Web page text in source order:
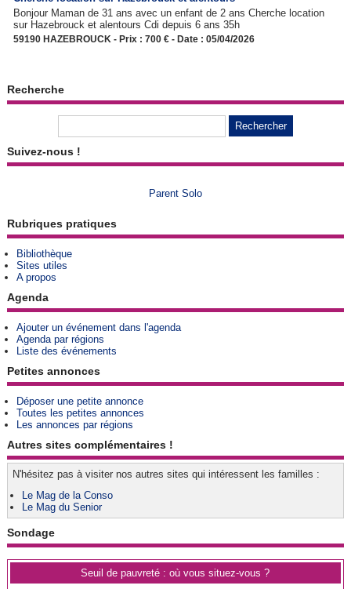
Bonjour Maman de 31 ans avec un enfant de 2 ans Cherche location
sur Hazebrouck et alentours Cdi depuis 6 ans 35h
59190 HAZEBROUCK - Prix : 700 € - Date : 05/04/2026
Recherche
Suivez-nous !
Parent Solo
Rubriques pratiques
Bibliothèque
Sites utiles
A propos
Agenda
Ajouter un événement dans l'agenda
Agenda par régions
Liste des événements
Petites annonces
Déposer une petite annonce
Toutes les petites annonces
Les annonces par régions
Autres sites complémentaires !
N'hésitez pas à visiter nos autres sites qui intéressent les familles :
Le Mag de la Conso
Le Mag du Senior
Sondage
Seuil de pauvreté : où vous situez-vous ?